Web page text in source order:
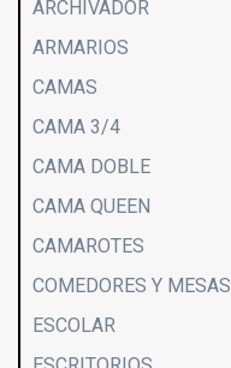
ARCHIVADOR
ARMARIOS
CAMAS
CAMA 3/4
CAMA DOBLE
CAMA QUEEN
CAMAROTES
COMEDORES Y MESAS
ESCOLAR